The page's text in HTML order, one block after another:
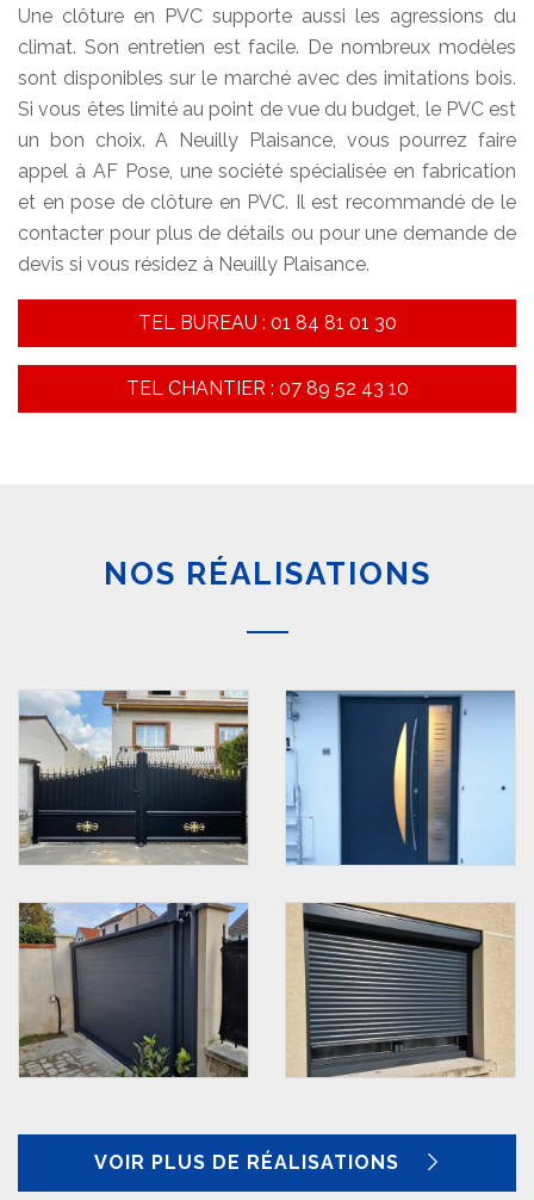
Une clôture en PVC supporte aussi les agressions du
climat. Son entretien est facile. De nombreux modèles
sont disponibles sur le marché avec des imitations bois.
Si vous êtes limité au point de vue du budget, le PVC est
un bon choix. A Neuilly Plaisance, vous pourrez faire
appel à AF Pose, une société spécialisée en fabrication
et en pose de clôture en PVC. Il est recommandé de le
contacter pour plus de détails ou pour une demande de
devis si vous résidez à Neuilly Plaisance.
TEL BUREAU : 01 84 81 01 30
TEL CHANTIER : 07 89 52 43 10
NOS RÉALISATIONS
VOIR PLUS DE RÉALISATIONS